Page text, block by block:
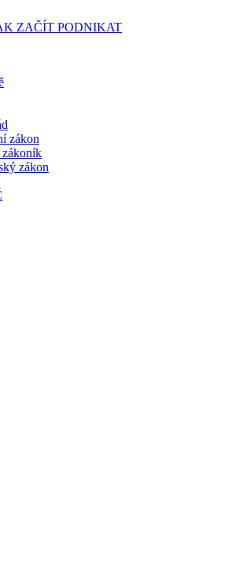
ZAČÍT PODNIKAT
zákon
zákoník
zákon